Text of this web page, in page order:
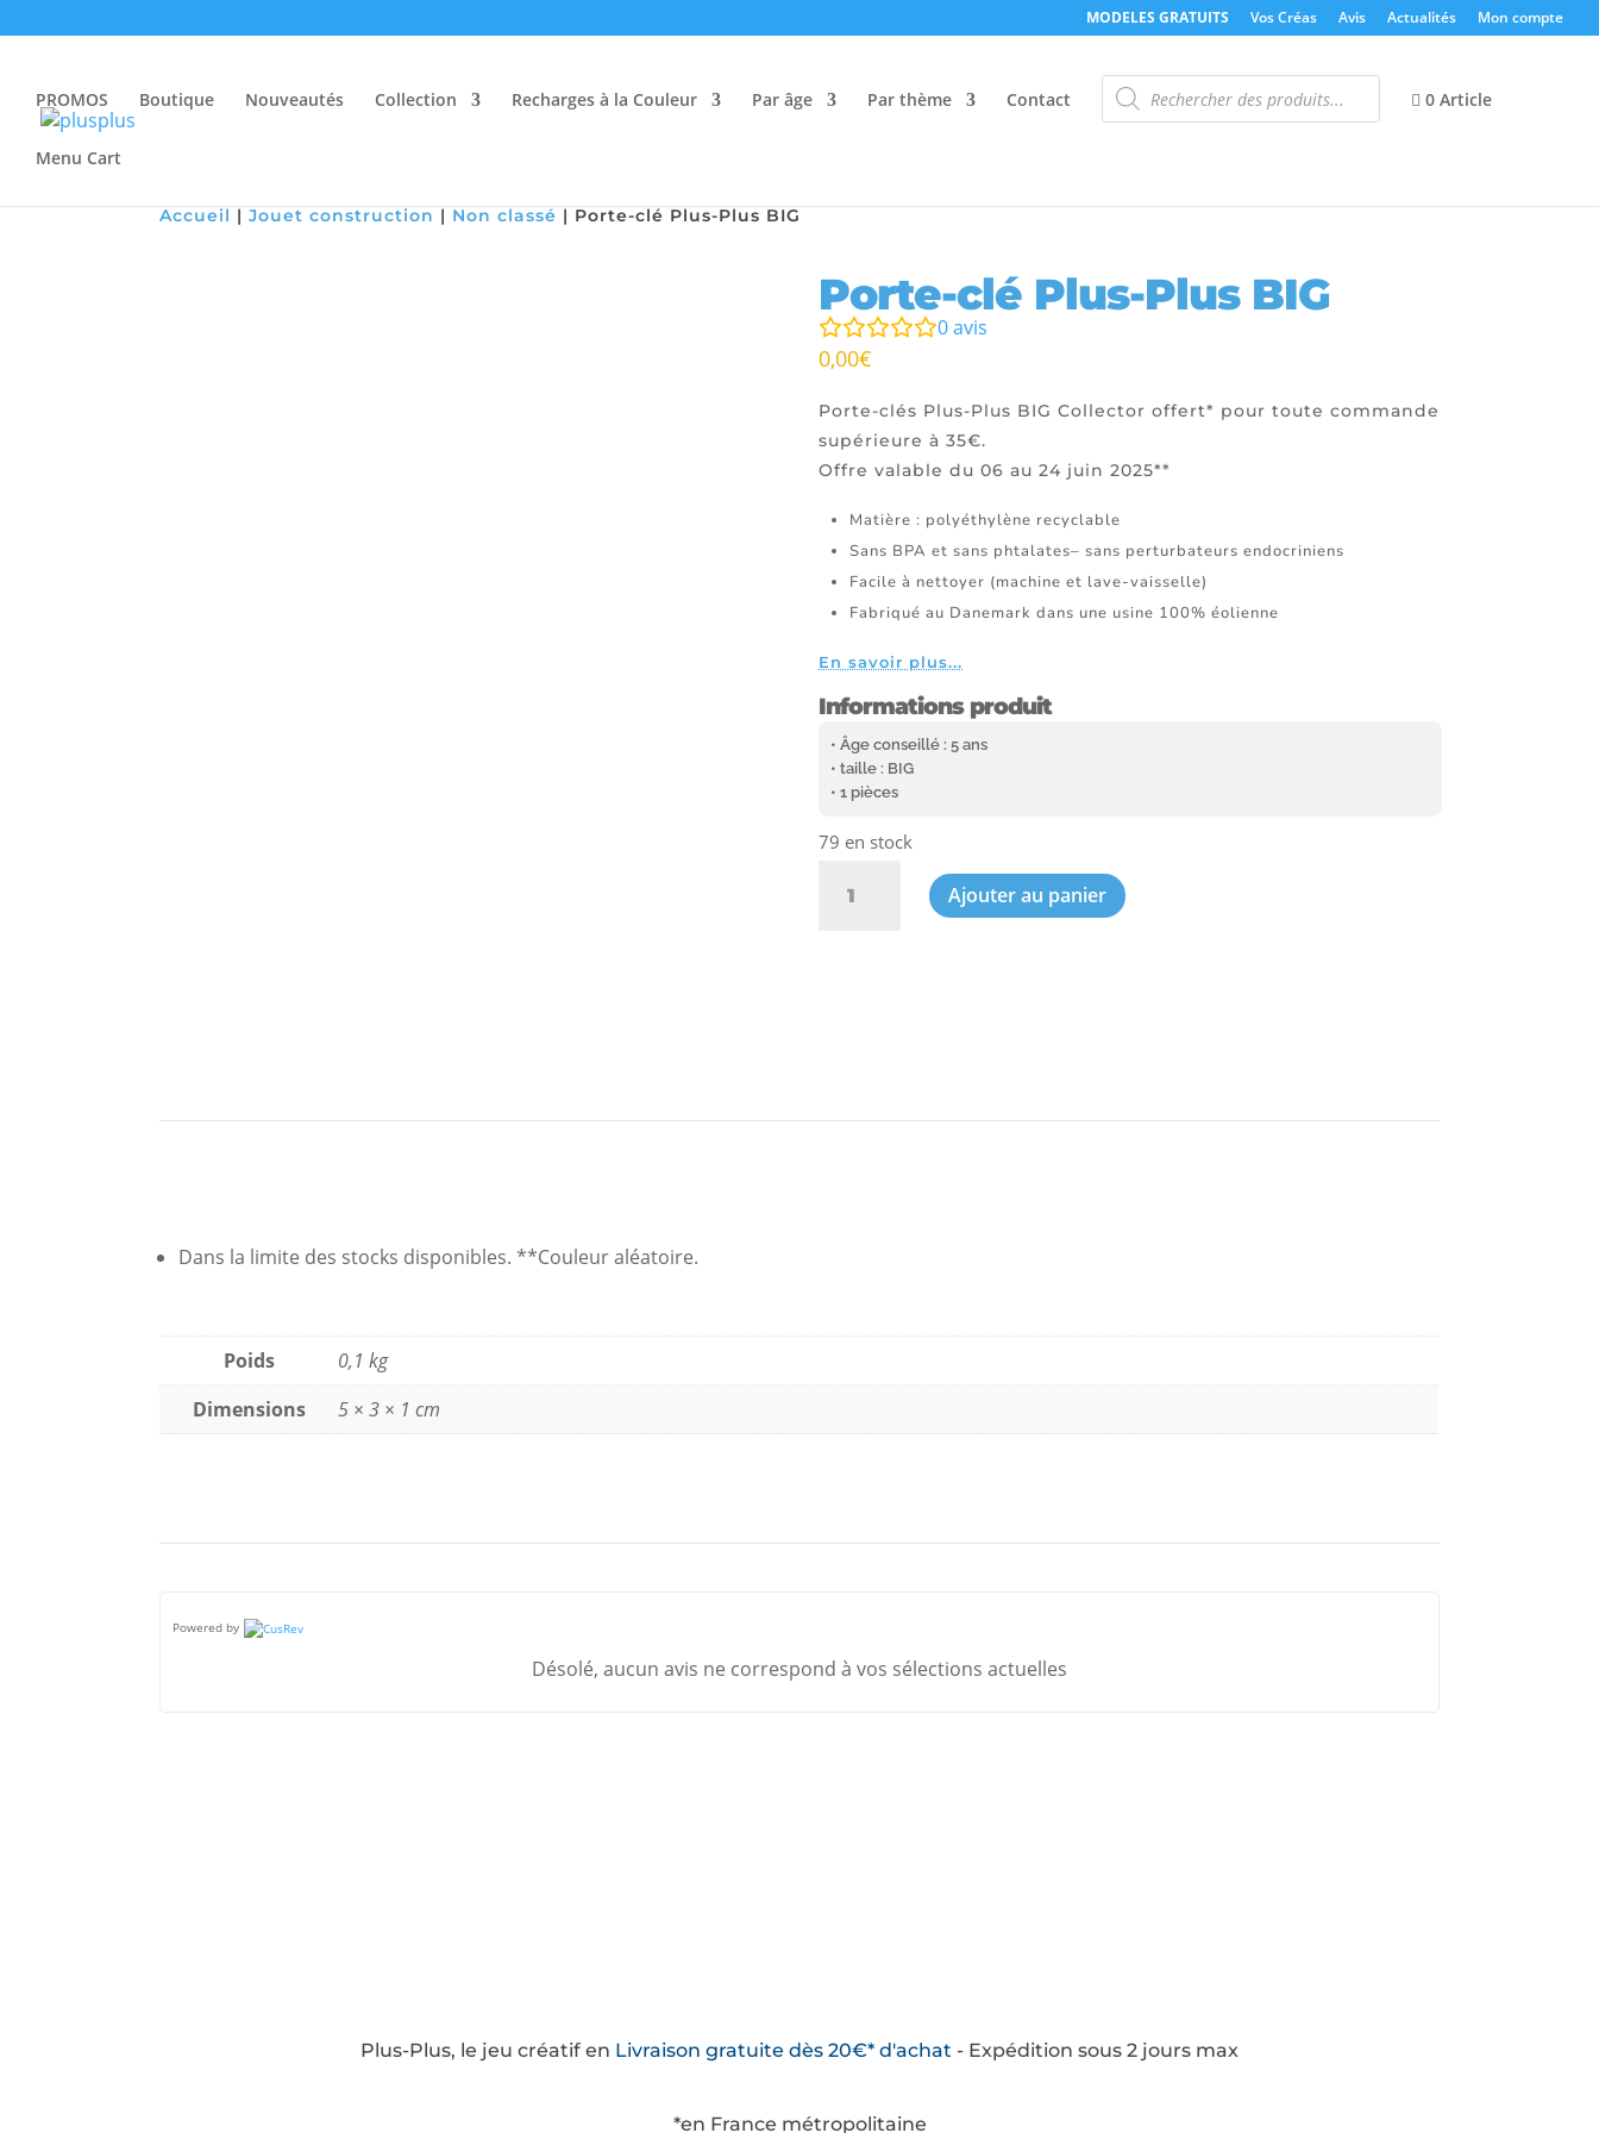
MODELES GRATUITS Vos Créas Avis Actualités Mon compte
PROMOS Boutique Nouveautés Collection Recharges à la Couleur Par âge Par thème Contact
Recherche
de
produits
0 Article
Menu Cart
Accueil |Jouet construction | Non classé | Porte-clé Plus-Plus BIG
Porte-clé Plus-Plus BIG
0avis
0,00€
Porte-clés Plus-Plus BIG Collector offert* pour toute commande
supérieure à 35€.
Offre valable du 06 au 24 juin 2025**
Matière : polyéthylène recyclable
Sans BPA et sans phtalates– sans perturbateurs endocriniens
Facile à nettoyer (machine et lave-vaisselle)
Fabriqué au Danemark dans une usine 100% éolienne
En savoir plus...
Informations produit
• Âge conseillé : 5 ans
• taille : BIG
• 1 pièces
79 en stock
Ajouter au panier
Dans la limite des stocks disponibles. **Couleur aléatoire.
Poids
0,1 kg
Dimensions
5 × 3 × 1 cm
Powered by
Désolé, aucun avis ne correspond à vos sélections actuelles
Plus-Plus, le jeu créatif en Livraison gratuite dès 20€* d'achat - Expédition sous 2 jours max
*en France métropolitaine